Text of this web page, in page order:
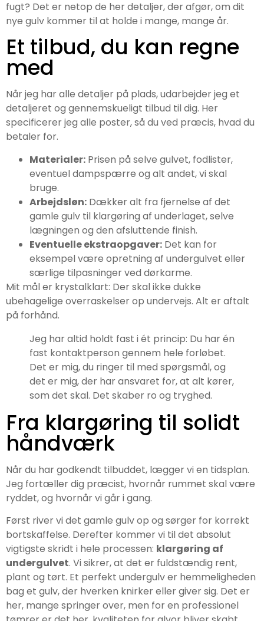
fugt? Det er netop de her detaljer, der afgør, om dit
nye gulv kommer til at holde i mange, mange år.
Et tilbud, du kan regne
med
Når jeg har alle detaljer på plads, udarbejder jeg et
detaljeret og gennemskueligt tilbud til dig. Her
specificerer jeg alle poster, så du ved præcis, hvad du
betaler for.
Materialer: Prisen på selve gulvet, fodlister,
eventuel dampspærre og alt andet, vi skal
bruge.
Arbejdsløn: Dækker alt fra fjernelse af det
gamle gulv til klargøring af underlaget, selve
lægningen og den afsluttende finish.
Eventuelle ekstraopgaver: Det kan for
eksempel være opretning af undergulvet eller
særlige tilpasninger ved dørkarme.
Mit mål er krystalklart: Der skal ikke dukke
ubehagelige overraskelser op undervejs. Alt er aftalt
på forhånd.
Jeg har altid holdt fast i ét princip: Du har én
fast kontaktperson gennem hele forløbet.
Det er mig, du ringer til med spørgsmål, og
det er mig, der har ansvaret for, at alt kører,
som det skal. Det skaber ro og tryghed.
Fra klargøring til solidt
håndværk
Når du har godkendt tilbuddet, lægger vi en tidsplan.
Jeg fortæller dig præcist, hvornår rummet skal være
ryddet, og hvornår vi går i gang.
Først river vi det gamle gulv op og sørger for korrekt
bortskaffelse. Derefter kommer vi til det absolut
vigtigste skridt i hele processen: klargøring af
undergulvet. Vi sikrer, at det er fuldstændig rent,
plant og tørt. Et perfekt undergulv er hemmeligheden
bag et gulv, der hverken knirker eller giver sig. Det er
her, mange springer over, men for en professionel